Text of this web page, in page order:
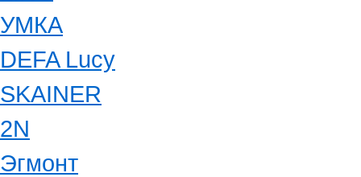
УМКА
DEFA Lucy
SKAINER
2N
Эгмонт